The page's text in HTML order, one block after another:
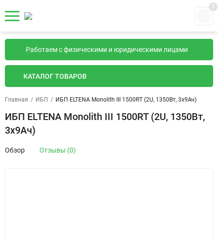
0
Работаем с физическими и юридическими лицами
КАТАЛОГ ТОВАРОВ
Главная / ИБП / ИБП ELTENA Monolith III 1500RТ (2U, 1350Вт, 3х9Ач)
ИБП ELTENA Monolith III 1500RТ (2U, 1350Вт,
3х9Ач)
Обзор Отзывы (0)